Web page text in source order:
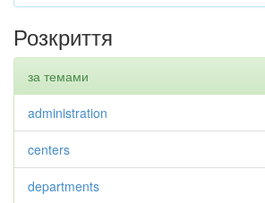
Розкриття
за темами
administration
centers
departments